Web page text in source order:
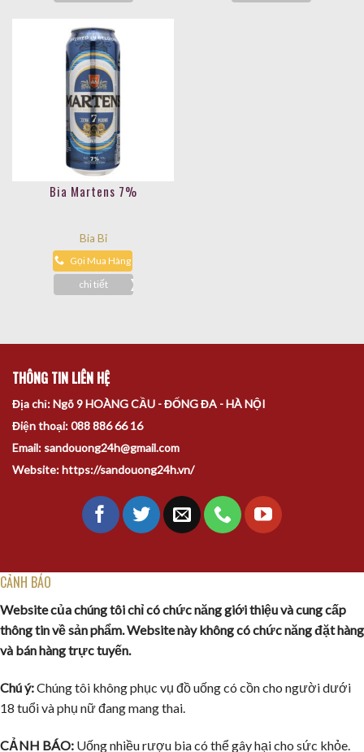
Bia Martens 7%
Bia Bỉ
Gọi Mua Hàng
chi tiết
THÔNG TIN LIÊN HỆ
Địa chỉ: Ngõ 9 HOÀNG CẦU - ĐỐNG ĐA - HÀ NỘI
Điện thoại: 088 886 66 16
Email: sandouong24h@gmail.com
Website: https://sandouong24h.vn/
CẢNH BÁO
Website của chúng tôi chỉ có chức năng giới thiệu và cung cấp
thông tin về sản phẩm. Website này không có chức năng đặt hàng
và bán hàng trực tuyến.
Chú ý:Chúng tôi không phục vụ đồ uống có cồn cho người dưới
18 tuổi và phụ nữ đang mang thai.
CẢNH BÁO: Uống nhiều rượu bia có thể gây hại cho sức khỏe.